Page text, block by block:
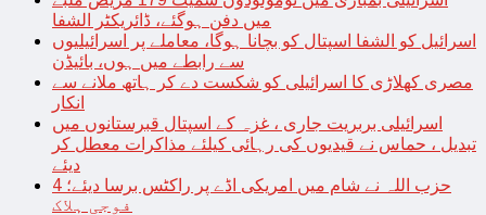
میں دفن ہوگئے، ڈائریکٹر الشفا
اسرائیل کو الشفا اسپتال کو بچانا ہوگا، معاملے پر اسرائیلیوں
سے رابطے میں ہوں، بائیڈن
مصری کھلاڑی کا اسرائیلی کو شکست دے کر ہاتھ ملانے سے
انکار
اسرائیلی بربریت جاری ، غزہ کے اسپتال قبرستانوں میں
تبدیل ، حماس نے قیدیوں کی رہائی کیلئے مذاکرات معطل کر
دیئے
حزب اللہ نے شام میں امریکی اڈے پر راکٹس برسا دیئے؛ 4
فوجی ہلاک